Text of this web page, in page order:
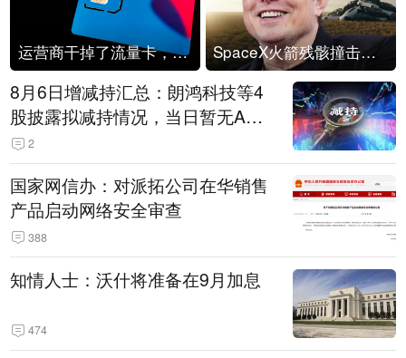
运营商干掉了流量卡，他们真的玩不起了 SpaceX火箭残骸撞击月球
8月6日增减持汇总：朗鸿科技等4
股披露拟减持情况，当日暂无A股
公司披露拟增持情况（表）
2
国家网信办：对派拓公司在华销售
产品启动网络安全审查
388
知情人士：沃什将准备在9月加息
474